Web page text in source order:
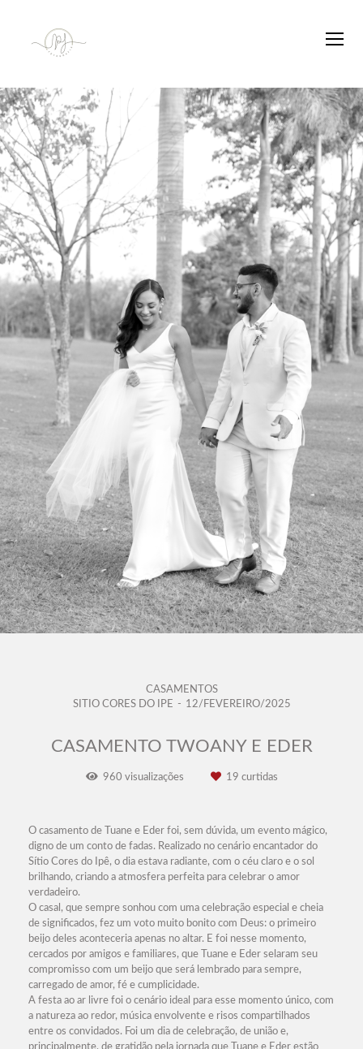
CASAMENTOS
SITIO CORES DO IPE
12/FEVEREIRO/2025
CASAMENTO TWOANY E EDER
960 visualizações 19 curtidas
O casamento de Tuane e Eder foi, sem dúvida, um evento mágico,
digno de um conto de fadas. Realizado no cenário encantador do
Sítio Cores do Ipê, o dia estava radiante, com o céu claro e o sol
brilhando, criando a atmosfera perfeita para celebrar o amor
verdadeiro.
O casal, que sempre sonhou com uma celebração especial e cheia
de significados, fez um voto muito bonito com Deus: o primeiro
beijo deles aconteceria apenas no altar. E foi nesse momento,
cercados por amigos e familiares, que Tuane e Eder selaram seu
compromisso com um beijo que será lembrado para sempre,
carregado de amor, fé e cumplicidade.
A festa ao ar livre foi o cenário ideal para esse momento único, com
a natureza ao redor, música envolvente e risos compartilhados
entre os convidados. Foi um dia de celebração, de união e,